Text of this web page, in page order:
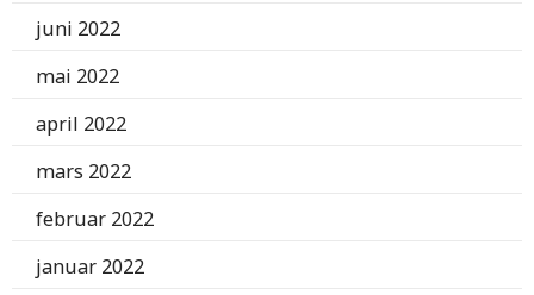
juni 2022
mai 2022
april 2022
mars 2022
februar 2022
januar 2022